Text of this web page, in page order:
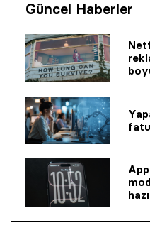
Güncel Haberler